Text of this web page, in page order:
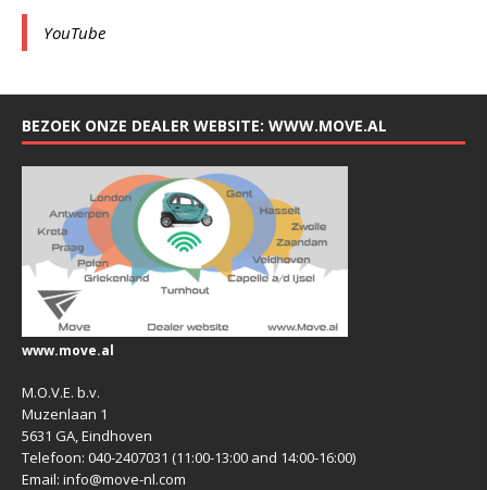
YouTube
BEZOEK ONZE DEALER WEBSITE: WWW.MOVE.AL
www.move.al
M.O.V.E. b.v.
Muzenlaan 1
5631 GA, Eindhoven
Telefoon: 040-2407031 (11:00-13:00 and 14:00-16:00)
Email: info@move-nl.com